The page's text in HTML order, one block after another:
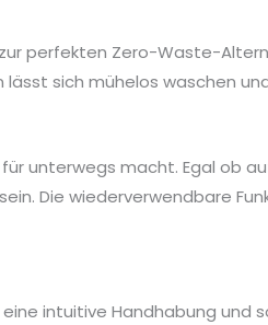
perfekten Zero-Waste-
sich mühelos waschen
unterwegs macht. Egal ob
Die wiederverwendbare
intuitive Handhabung